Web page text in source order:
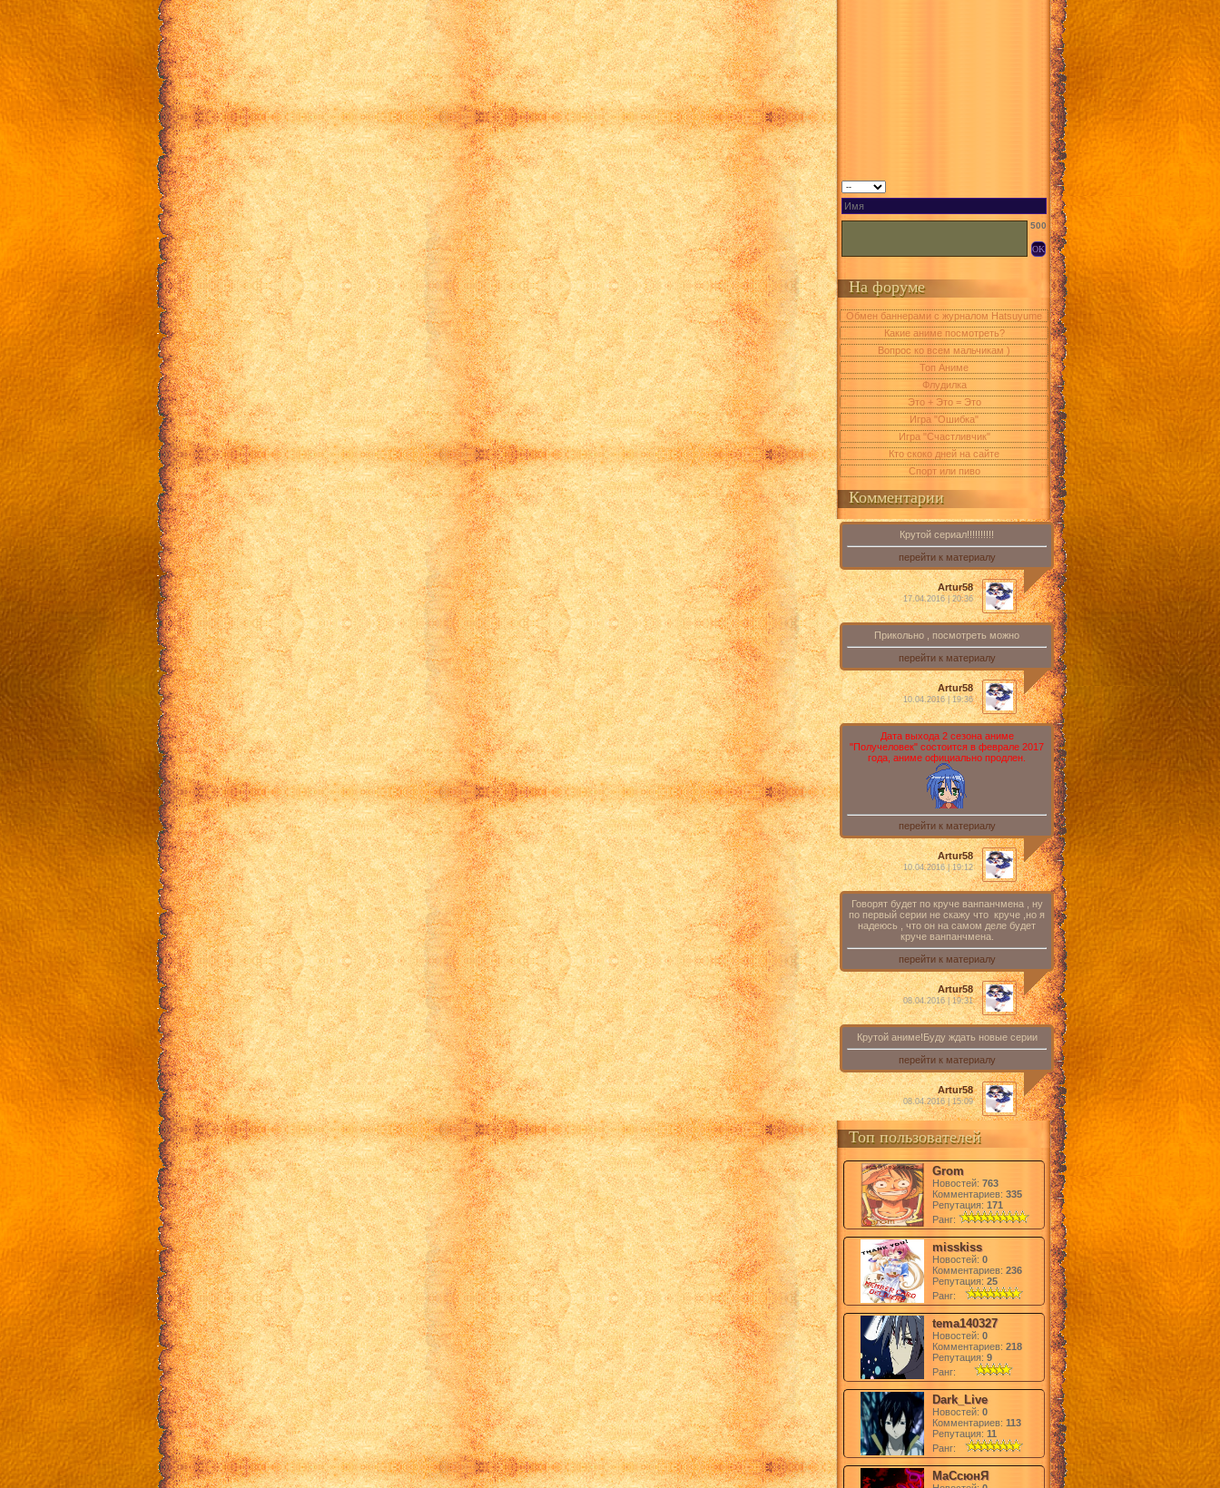
500
На форуме
Обмен баннерами с журналом Hatsuyume
Какие аниме посмотреть?
Вопрос ко всем мальчикам )
Топ Аниме
Флудилка
Это + Это = Это
Игра "Ошибка"
Игра "Счастливчик"
Кто скоко дней на сайте
Спорт или пиво
Комментарии
Крутой сериал!!!!!!!!!!
перейти к материалу
Artur58
17.04.2016 | 20:36
Прикольно , посмотреть можно
перейти к материалу
Artur58
10.04.2016 | 19:36
Дата выхода 2 сезона аниме
"Получеловек" состоится в феврале 2017
года, аниме официально продлен.
перейти к материалу
Artur58
10.04.2016 | 19:12
Говорят будет по круче ванпанчмена , ну
по первый серии не скажу что круче ,но я
надеюсь , что он на самом деле будет
круче ванпанчмена.
перейти к материалу
Artur58
08.04.2016 | 19:31
Крутой аниме!Буду ждать новые серии
перейти к материалу
Artur58
08.04.2016 | 15:09
Топ пользователей
Grom
Новостей: 763
Комментариев: 335
Репутация: 171
Ранг:
misskiss
Новостей: 0
Комментариев: 236
Репутация: 25
Ранг:
tema140327
Новостей: 0
Комментариев: 218
Репутация: 9
Ранг:
Dark_Live
Новостей: 0
Комментариев: 113
Репутация: 11
Ранг:
МаСсюнЯ